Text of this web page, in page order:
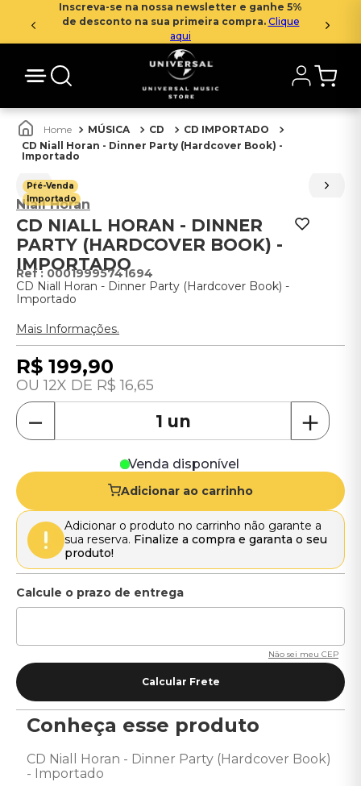
Inscreva-se na nossa newsletter e ganhe 5%
de desconto na sua primeira compra. Clique
aqui
MÚSICA CD
CD IMPORTADO
CD Niall Horan - Dinner Party (Hardcover Book) -
Importado
Pré-Venda
Importado
Niall Horan
CD NIALL HORAN - DINNER
PARTY (HARDCOVER BOOK) -
IMPORTADO
: 00019995741694
CD Niall Horan - Dinner Party (Hardcover Book) -
Importado
Mais Informações.
R$ 199,90
12 R$ 16,65
＋
－
Venda disponível
Adicionar ao carrinho
Adicionar o produto no carrinho não garante a
sua reserva. Finalize a compra e garanta o seu
produto!
Não sei meu CEP
Conheça esse produto
CD Niall Horan - Dinner Party (Hardcover Book)
- Importado